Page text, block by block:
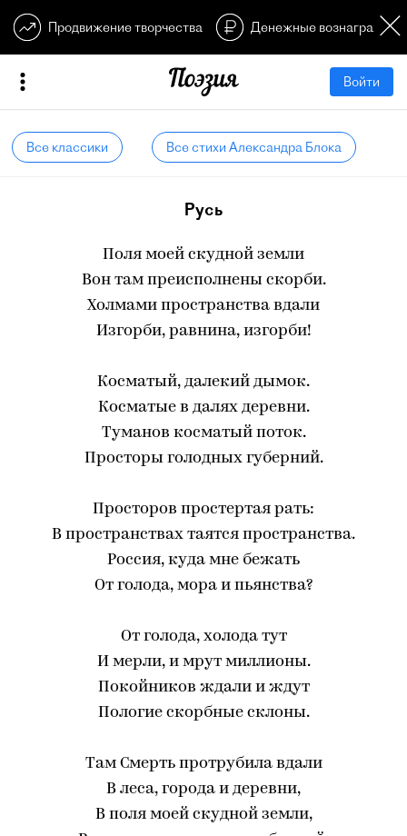
Продвижение творчества Денежные
Войти
Все классики Все стихи Александра Блока
Русь
Поля моей скудной земли
Вон там преисполнены скорби.
Холмами пространства вдали
Изгорби, равнина, изгорби!
Косматый, далекий дымок.
Косматые в далях деревни.
Туманов косматый поток.
Просторы голодных губерний.
Просторов простертая рать:
В пространствах таятся пространства.
Россия, куда мне бежать
От голода, мора и пьянства?
От голода, холода тут
И мерли, и мрут миллионы.
Покойников ждали и ждут
Пологие скорбные склоны.
Там Смерть протрубила вдали
В леса, города и деревни,
В поля моей скудной земли,